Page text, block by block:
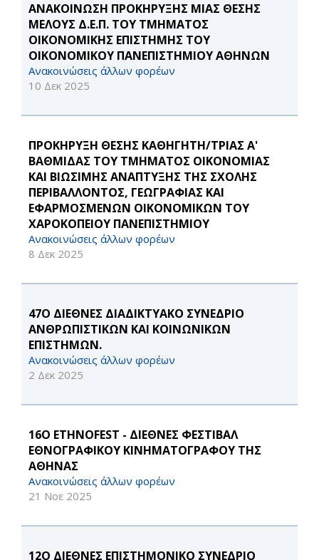
ΑΝΑΚΟΙΝΩΣΗ ΠΡΟΚΗΡΥΞΗΣ ΜΙΑΣ ΘΕΣΗΣ
ΜΕΛΟΥΣ Δ.Ε.Π. ΤΟΥ ΤΜΗΜΑΤΟΣ
ΟΙΚΟΝΟΜΙΚΗΣ ΕΠΙΣΤΗΜΗΣ ΤΟΥ
ΟΙΚΟΝΟΜΙΚΟΥ ΠΑΝΕΠΙΣΤΗΜΙΟΥ ΑΘΗΝΩΝ
Ανακοινώσεις άλλων φορέων
10 Δεκ 2025
ΠΡΟΚΗΡΥΞΗ ΘΕΣΗΣ ΚΑΘΗΓΗΤΗ/ΤΡΙΑΣ Α'
ΒΑΘΜΙΔΑΣ ΤΟΥ ΤΜΗΜΑΤΟΣ ΟΙΚΟΝΟΜΙΑΣ
ΚΑΙ ΒΙΩΣΙΜΗΣ ΑΝΑΠΤΥΞΗΣ ΤΗΣ ΣΧΟΛΗΣ
ΠΕΡΙΒΑΛΛΟΝΤΟΣ, ΓΕΩΓΡΑΦΙΑΣ ΚΑΙ
ΕΦΑΡΜΟΣΜΕΝΩΝ ΟΙΚΟΝΟΜΙΚΩΝ ΤΟΥ
ΧΑΡΟΚΟΠΕΙΟΥ ΠΑΝΕΠΙΣΤΗΜΙΟΥ
Ανακοινώσεις άλλων φορέων
8 Δεκ 2025
47O ΔΙΕΘΝΕΣ ΔΙΑΔΙΚΤΥΑΚΟ ΣΥΝΕΔΡΙΟ
ΑΝΘΡΩΠΙΣΤΙΚΩΝ ΚΑΙ ΚΟΙΝΩΝΙΚΩΝ
ΕΠΙΣΤΗΜΩΝ.
Ανακοινώσεις άλλων φορέων
2 Δεκ 2025
16Ο ETHNOFEST - ΔΙΕΘΝΕΣ ΦΕΣΤΙΒΑΛ
ΕΘΝΟΓΡΑΦΙΚΟΥ ΚΙΝΗΜΑΤΟΓΡΑΦΟΥ ΤΗΣ
ΑΘΗΝΑΣ
Ανακοινώσεις άλλων φορέων
21 Νοε 2025
12Ο ΔΙΕΘΝΕΣ ΕΠΙΣΤΗΜΟΝΙΚΟ ΣΥΝΕΔΡΙΟ